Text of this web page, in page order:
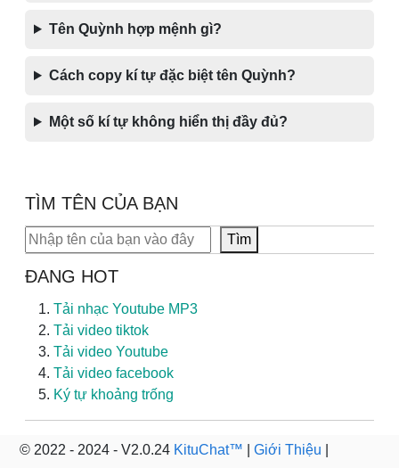
Tên Quỳnh hợp mệnh gì?
Cách copy kí tự đặc biệt tên Quỳnh?
Một số kí tự không hiển thị đầy đủ?
TÌM TÊN CỦA BẠN
Tìm kiếm Tìm
ĐANG HOT
Tải nhạc Youtube MP3
Tải video tiktok
Tải video Youtube
Tải video facebook
Ký tự khoảng trống
© 2022 - 2024 - V2.0.24 KituChat™ Giới Thiệu